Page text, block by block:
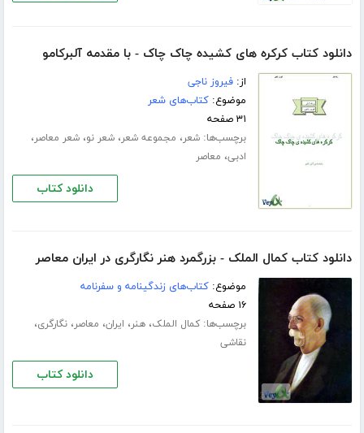
دانلود کتاب کرکره های کشیده چاک چاک - با مقدمه آلبرکامو
از:فیروز ناجی
موضوع:کتاب‌های شعر
۳۱ صفحه
برچسب‌ها:شعر، مجموعه شعر،شعر نو،شعر معاصر،
ادبی، معاصر
دانلود کتاب
دانلود کتاب کمال الملک - بزرگمرد هنر نگارگری در ایران معاصر
موضوع:کتاب‌های زندگینامه و سفرنامه
۱۶ صفحه
برچسب‌ها:کمال الملک،هنر، ایران، معاصر،نگارگری،
نقاشی
دانلود کتاب